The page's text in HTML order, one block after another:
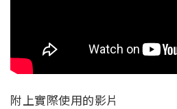
附上實際使用的影片